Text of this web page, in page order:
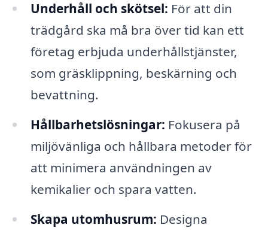
Underhåll och skötsel: För att din
trädgård ska må bra över tid kan ett
företag erbjuda underhållstjänster,
som gräsklippning, beskärning och
bevattning.
Hållbarhetslösningar: Fokusera på
miljövänliga och hållbara metoder för
att minimera användningen av
kemikalier och spara vatten.
Skapa utomhusrum: Designa